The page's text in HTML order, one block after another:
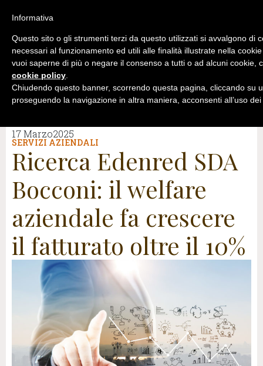
17 Marzo2025
SERVIZI AZIENDALI
Ricerca Edenred SDA
Bocconi: il welfare
aziendale fa crescere
il fatturato oltre il 10%
Informativa
Questo sito o gli strumenti terzi da questo utilizzati si avvalgono di
necessari al funzionamento ed utili alle finalità illustrate nella
vuoi saperne di più o negare il consenso a tutti o ad alcuni cookie,
cookie policy.
Chiudendo questo banner, scorrendo questa pagina, cliccando su
proseguendo la navigazione in altra maniera, acconsenti all’uso